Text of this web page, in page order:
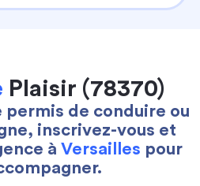
Plaisir (78370)
permis de conduire ou
inscrivez-vous et
à Versailles pour